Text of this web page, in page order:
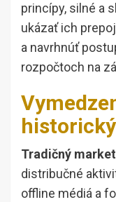
princípy, silné a
ukázať ich
a navrhnúť
rozpočtoch na
Tradičný
distribučné
offline médiá a